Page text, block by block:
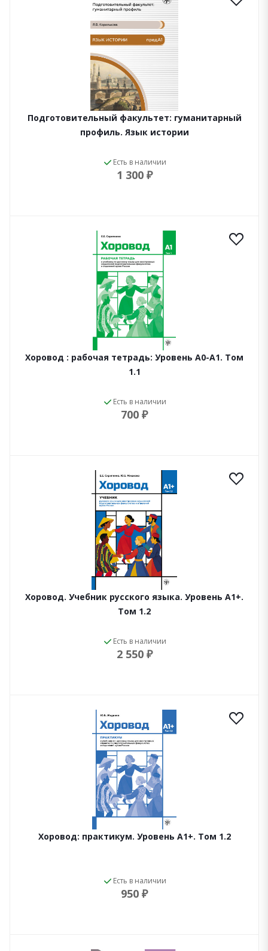
Подготовительный факультет: гуманитарный
профиль. Язык истории
Есть в наличии
1 300 ₽
Хоровод : рабочая тетрадь: Уровень А0-А1. Том
1.1
Есть в наличии
700 ₽
Хоровод. Учебник русского языка. Уровень А1+.
Том 1.2
Есть в наличии
2 550 ₽
Хоровод: практикум. Уровень А1+. Том 1.2
Есть в наличии
950 ₽